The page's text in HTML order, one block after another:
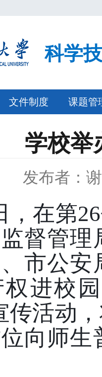
科学
文件制度 课题管
学校举
发布者：
，在第
督管
市公安
进校
传活动
向师